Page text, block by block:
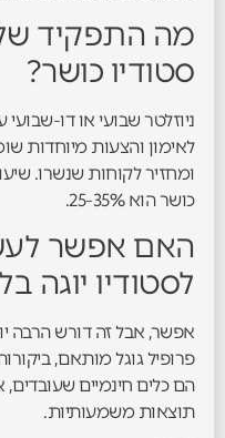
מה התפקיד של
סטודיו כושר?
ניוזלטר שבועי או דו-שבועי
לאימון והצעות מיוחדות
ומחזיר לקוחות שנשרו.
כושר הוא 25-35%.
האם אפשר
לסטודיו יוגה
אפשר, אבל זה דורש הרבה
פרופיל גוגל מותאם,
תוצאות משמעותיות.